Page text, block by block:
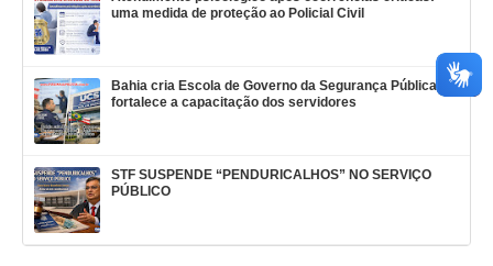
uma medida de proteção ao Policial Civil
Bahia cria Escola de Governo da Segurança Pública e
fortalece a capacitação dos servidores
STF SUSPENDE “PENDURICALHOS” NO SERVIÇO
PÚBLICO